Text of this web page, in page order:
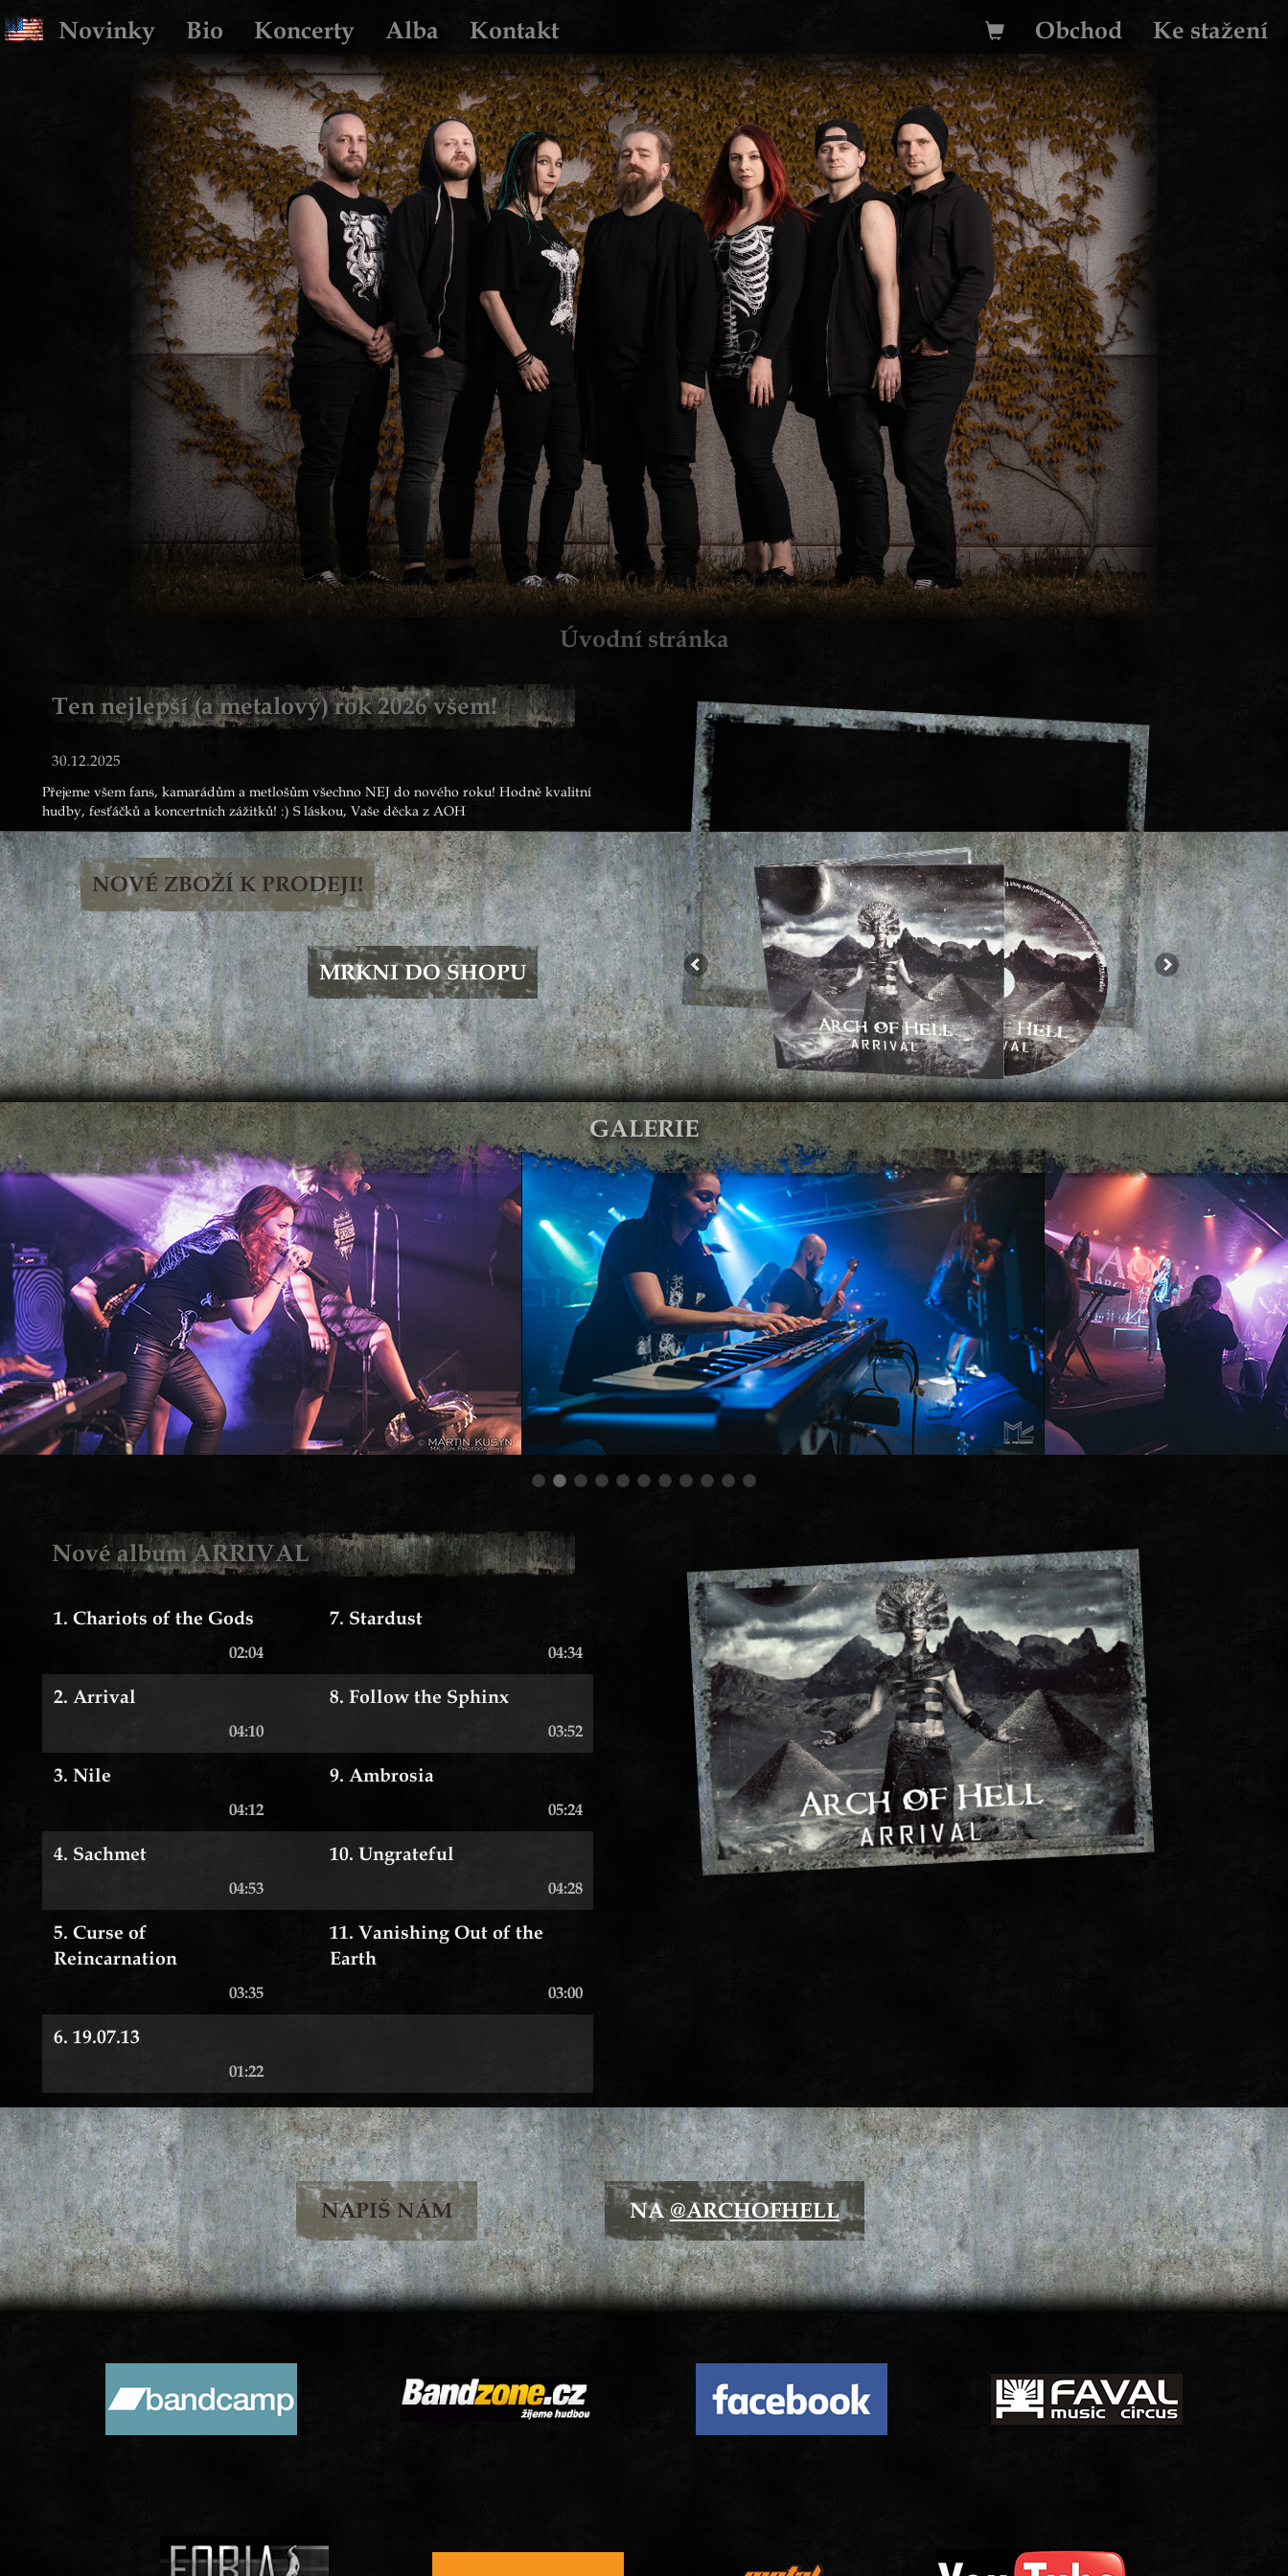
Novinky Bio Koncerty Alba Kontakt Obchod Ke stažení
Úvodní stránka
Ten nejlepší (a metalový) rok 2026 všem!
30.12.2025
Přejeme všem fans, kamarádům a metlošům všechno NEJ do nového roku! Hodně kvalitní
hudby, fesťáčků a koncertních zážitků! :) S láskou, Vaše děcka z AOH
NOVÉ ZBOŽÍ K PRODEJI!
MRKNI DO SHOPU
GALERIE
Nové album ARRIVAL
1. Chariots of the Gods
02:04
7. Stardust
04:34
2. Arrival
04:10
8. Follow the Sphinx
03:52
3. Nile
04:12
9. Ambrosia
05:24
4. Sachmet
04:53
10. Ungrateful
04:28
5. Curse of
Reincarnation
03:35
11. Vanishing Out of the
Earth
03:00
6. 19.07.13
01:22
NAPIŠ NÁM NA@ARCHOFHELL